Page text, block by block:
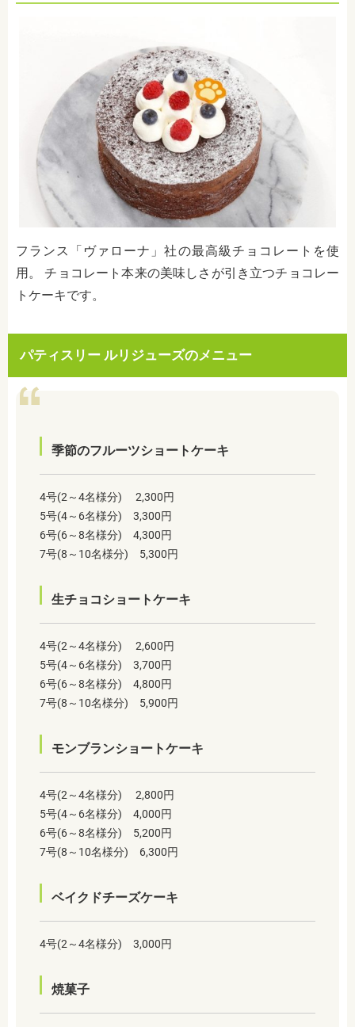
フランス「ヴァローナ」社の最高級チョコレートを使
用。 チョコレート本来の美味しさが引き立つチョコレー
トケーキです。
パティスリー ルリジューズのメニュー
季節のフルーツショートケーキ
4号(2～4名様分) 2,300円
5号(4～6名様分) 3,300円
6号(6～8名様分) 4,300円
7号(8～10名様分) 5,300円
生チョコショートケーキ
4号(2～4名様分) 2,600円
5号(4～6名様分) 3,700円
6号(6～8名様分) 4,800円
7号(8～10名様分) 5,900円
モンブランショートケーキ
4号(2～4名様分) 2,800円
5号(4～6名様分) 4,000円
6号(6～8名様分) 5,200円
7号(8～10名様分) 6,300円
ベイクドチーズケーキ
4号(2～4名様分) 3,000円
焼菓子